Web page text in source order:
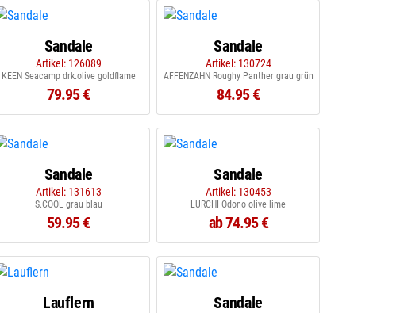
Sandale
Artikel: 126089
KEEN Seacamp drk.olive goldflame
79.95 €
Sandale
Artikel: 130724
AFFENZAHN Roughy Panther grau grün
84.95 €
Sandale
Artikel: 131613
S.COOL grau blau
59.95 €
Sandale
Artikel: 130453
LURCHI Odono olive lime
ab 74.95 €
Lauflern Sandale